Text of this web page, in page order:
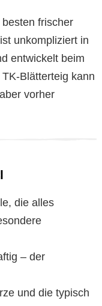
frischer
unkompliziert in
entwickelt beim
Blätterteig kann
vorher
die alles
– der
und die typisch